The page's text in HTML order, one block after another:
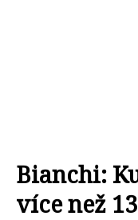
Bianchi:
více než